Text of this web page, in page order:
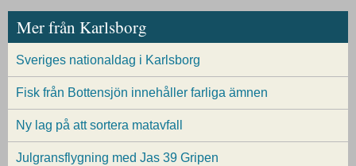
Mer från Karlsborg
Sveriges nationaldag i Karlsborg
Fisk från Bottensjön innehåller farliga ämnen
Ny lag på att sortera matavfall
Julgransflygning med Jas 39 Gripen